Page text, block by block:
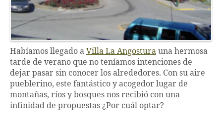
Habíamos llegado a Villa La Angostura una hermosa
tarde de verano que no teníamos intenciones de
dejar pasar sin conocer los alrededores. Con su aire
pueblerino, este fantástico y acogedor lugar de
montañas, ríos y bosques nos recibió con una
infinidad de propuestas ¿Por cuál optar?